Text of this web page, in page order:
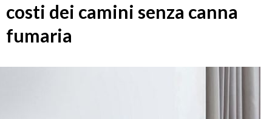
costi dei camini senza canna
fumaria